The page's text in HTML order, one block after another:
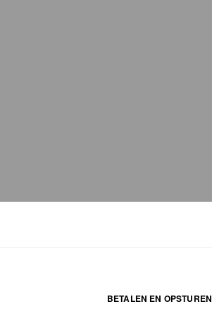
BETALEN EN OPSTUREN